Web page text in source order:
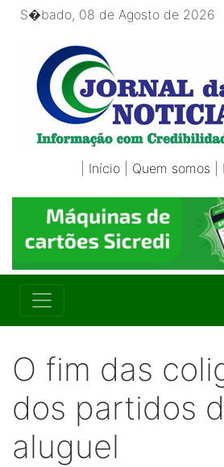
S�bado, 08 de Agosto de 2026
Início Quem somos
O fim das
dos partidos
aluguel